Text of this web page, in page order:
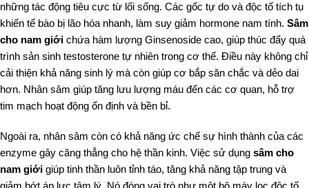
những tác động tiêu cực từ lối sống. Các gốc tự do và độc tố tích tụ
khiến tế bào bị lão hóa nhanh, làm suy giảm hormone nam tính. Sâm
cho nam giới chứa hàm lượng Ginsenoside cao, giúp thúc đẩy quá
trình sản sinh testosterone tự nhiên trong cơ thể. Điều này không chỉ
cải thiện khả năng sinh lý mà còn giúp cơ bắp săn chắc và dẻo dai
hơn. Nhân sâm giúp tăng lưu lượng máu đến các cơ quan, hỗ trợ
tim mạch hoạt động ổn định và bền bỉ.
Ngoài ra, nhân sâm còn có khả năng ức chế sự hình thành của các
enzyme gây căng thẳng cho hệ thần kinh. Việc sử dụng sâm cho
nam giới giúp tinh thần luôn tỉnh táo, tăng khả năng tập trung và
giảm bớt áp lực tâm lý. Nó đóng vai trò như một bộ máy lọc độc tố,